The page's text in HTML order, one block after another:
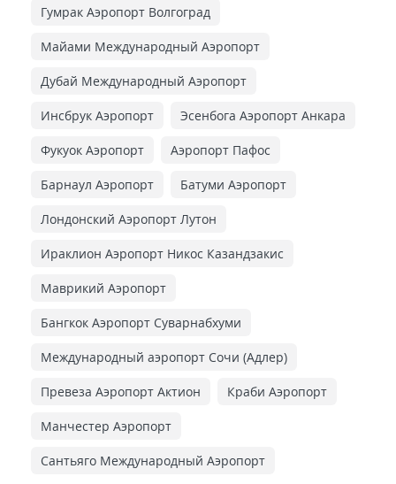
Гумрак Аэропорт Волгоград
Майами Международный Аэропорт
Дубай Международный Аэропорт
Инсбрук Аэропорт Эсенбога Аэропорт Анкара
Фукуок Аэропорт Аэропорт Пафос
Барнаул Аэропорт Батуми Аэропорт
Лондонский Аэропорт Лутон
Ираклион Аэропорт Никос Казандзакис
Маврикий Аэропорт
Бангкок Аэропорт Суварнабхуми
Международный аэропорт Сочи (Адлер)
Превеза Аэропорт Актион Краби Аэропорт
Манчестер Аэропорт
Сантьяго Международный Аэропорт